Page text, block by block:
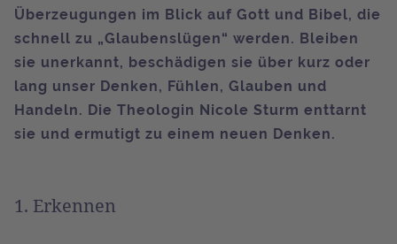
Überzeugungen im Blick auf Gott und Bibel, die
schnell zu „Glaubenslügen“ werden. Bleiben
sie unerkannt, beschädigen sie über kurz oder
lang unser Denken, Fühlen, Glauben und
Handeln. Die Theologin Nicole Sturm enttarnt
sie und ermutigt zu einem neuen Denken.
1. Erkennen